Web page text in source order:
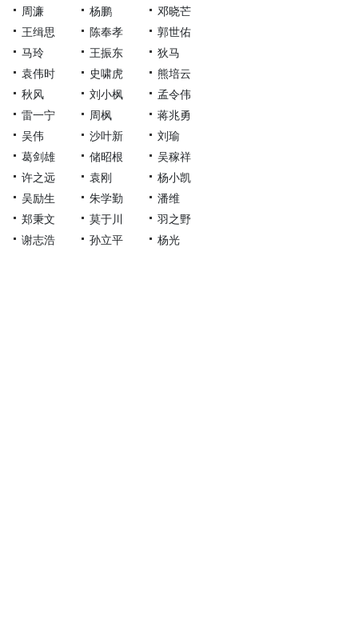
周濂
杨鹏
邓晓芒
王缉思
陈奉孝
郭世佑
马玲
王振东
狄马
袁伟时
史啸虎
熊培云
秋风
刘小枫
孟令伟
雷一宁
周枫
蒋兆勇
吴伟
沙叶新
刘瑜
葛剑雄
储昭根
吴稼祥
许之远
袁刚
杨小凯
吴励生
朱学勤
潘维
郑秉文
莫于川
羽之野
谢志浩
孙立平 杨光